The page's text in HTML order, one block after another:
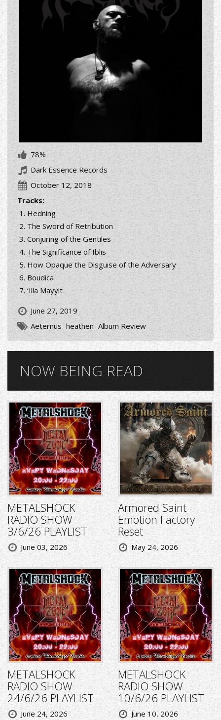
78%
Dark Essence Records
October 12, 2018
Tracks:
Hedning
The Sword of Retribution
Conjuring of the Gentiles
The Significance of Iblis
How Opaque the Disguise of the Adversary
Boudica
‘Illa Mayyit
June 27, 2019
Aeternus heathen Album Review
NOW BEING READ
METALSHOCK
RADIO SHOW
3/6/26 PLAYLIST
June 03, 2026
Armored Saint -
Emotion Factory
Reset
May 24, 2026
METALSHOCK
RADIO SHOW
24/6/26 PLAYLIST
June 24, 2026
METALSHOCK
RADIO SHOW
10/6/26 PLAYLIST
June 10, 2026